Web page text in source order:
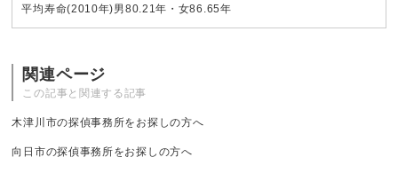
平均寿命(2010年)男80.21年・女86.65年
関連ページ
この記事と関連する記事
木津川市の探偵事務所をお探しの方へ
向日市の探偵事務所をお探しの方へ